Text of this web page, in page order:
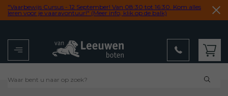
"Vaarbewijs Cursus - 12 September! Van 08:30 tot 16:30. Kom alles
leren voor je vaaravontuur!" (Meer info, klik op de balk)
Menu